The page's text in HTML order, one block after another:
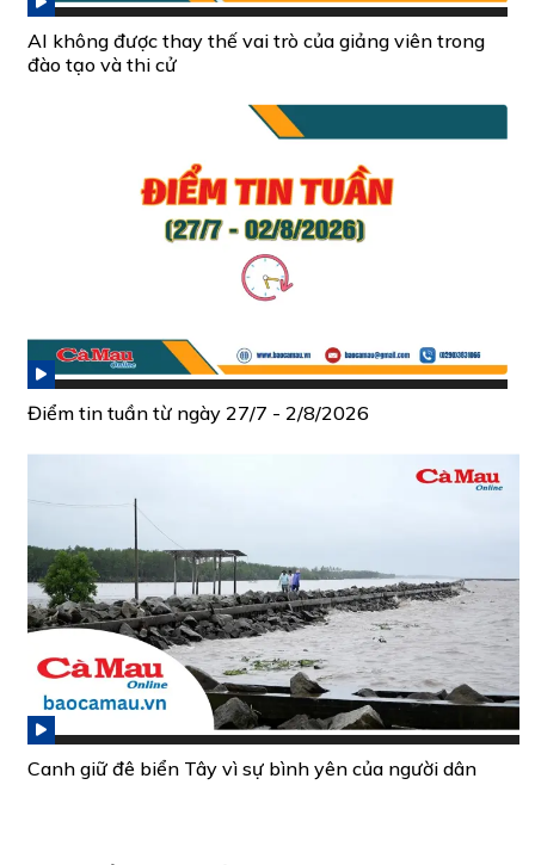
AI không được thay thế vai trò của giảng viên trong
đào tạo và thi cử
Điểm tin tuần từ ngày 27/7 - 2/8/2026
Canh giữ đê biển Tây vì sự bình yên của người dân